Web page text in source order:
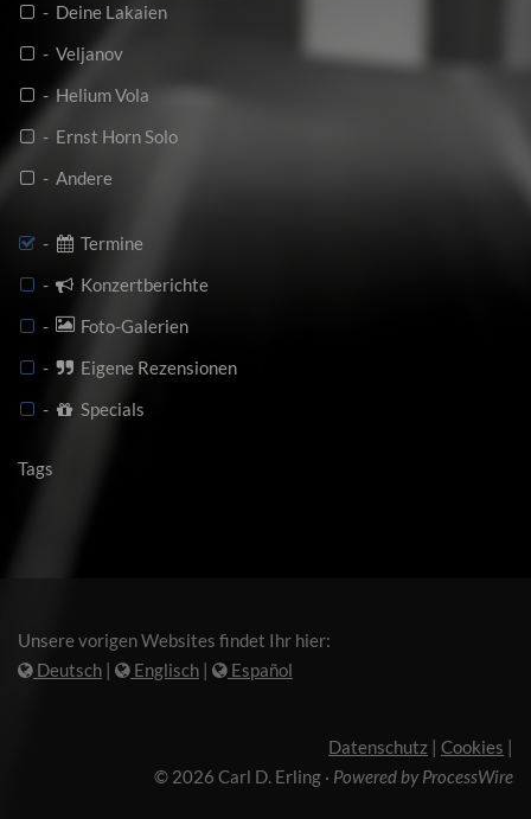
- Deine Lakaien
- Veljanov
- Helium Vola
- Ernst Horn Solo
- Andere
-
Termine
-
Konzertberichte
-
Foto-Galerien
-
Eigene Rezensionen
-
Specials
Tags
Unsere vorigen Websites findet Ihr hier:
Deutsch | Englisch | Español
Datenschutz | Cookies |
© 2026 Carl D. Erling · Powered by ProcessWire